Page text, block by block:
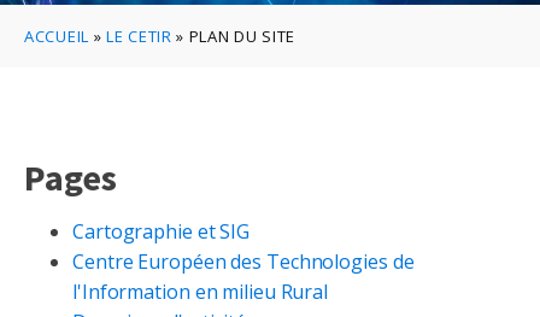
ACCUEIL »LE CETIR » PLAN DU SITE
Pages
Cartographie et SIG
Centre Européen des Technologies de
l'Information en milieu Rural